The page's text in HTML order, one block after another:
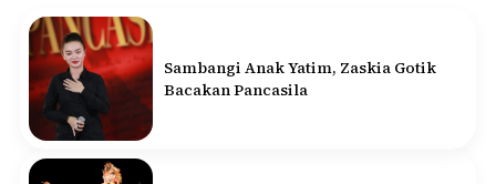
Sambangi Anak Yatim, Zaskia Gotik
Bacakan Pancasila